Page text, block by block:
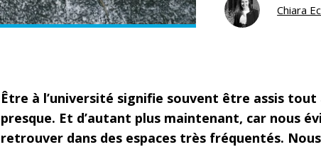
Chiara
Être à l’université signifie souvent être assis
presque. Et d’autant plus maintenant, car nous
retrouver dans des espaces très fréquentés.